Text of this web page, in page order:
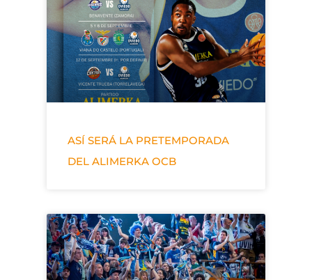
ASÍ SERÁ LA PRETEMPORADA
DEL ALIMERKA OCB